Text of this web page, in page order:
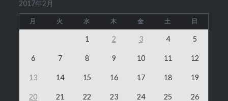
2017年2月
月 火 水 木 金 土 日
1 2 3 4 5
6 7 8 9 10 11 12
13 14 15 16 17 18 19
20 21 22 23 24 25 26